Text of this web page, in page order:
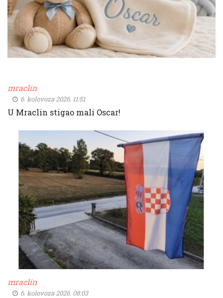
mraclin
6. kolovoza 2026. 11:51
U Mraclin stigao mali Oscar!
mraclin
6. kolovoza 2026. 08:03